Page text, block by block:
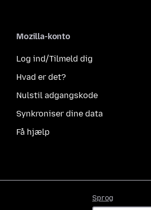
Mozilla-konto
Log ind/Tilmeld dig
Hvad er det?
Nulstil adgangskode
Synkroniser dine data
Få hjælp
Sprog